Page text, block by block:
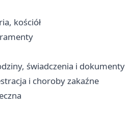
kościół
świadczenia i dokumenty
i choroby zakaźne